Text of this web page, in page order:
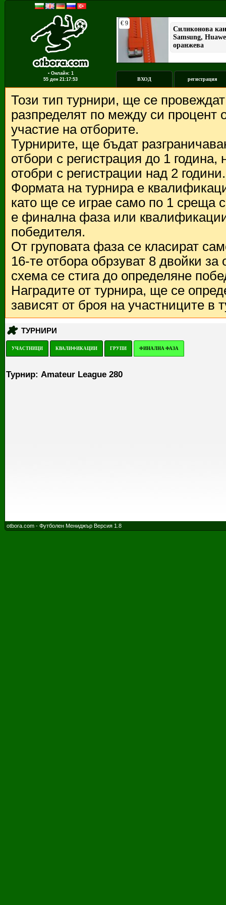
▪ Онлайн: 1
55 ден 21:17:53 ВХОД регистрация
Този тип турнири, ще се
разпределят по между си процент
участие на отборите.
Турнирите, ще бъдат
отбори с регистрация до 1
отобри с регистрации над 2 години.
Формата на турнира е
като ще се играе само по 1 среща
е финална фаза или
победителя.
От груповата фаза се класират
16-те отбора обрзуват 8 двойки
схема се стига до определяне
Наградите от турнира, ще се
зависят от броя на участниците в
ТУРНИРИ
УЧАСТНИЦИ КВАЛИФИКАЦИИ ГРУПИ ФИНАЛНА ФАЗА
Турнир: Amateur League 280
otbora.com - Футболен Мениджър Версия 1.8